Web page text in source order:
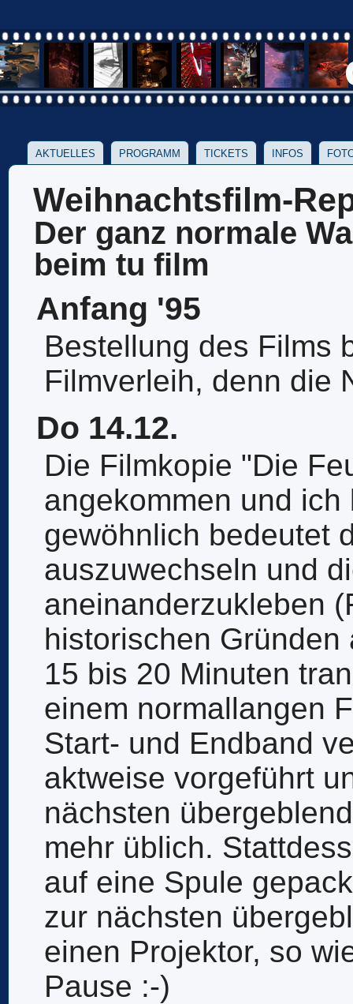
AKTUELLES PROGRAMM TICKETS INFOS
Weihnachtsfilm-
Der ganz normale
beim tu film
Anfang '95
Bestellung des Films
Filmverleih, denn die
Do 14.12.
Die Filmkopie "Die
angekommen und
gewöhnlich bedeutet
auszuwechseln und
aneinanderzukleben
historischen
15 bis 20 Minuten
einem normallangen
Start- und Endband
aktweise vorgeführt
nächsten
mehr üblich.
auf eine Spule
zur nächsten
einen Projektor, so
Pause :-)